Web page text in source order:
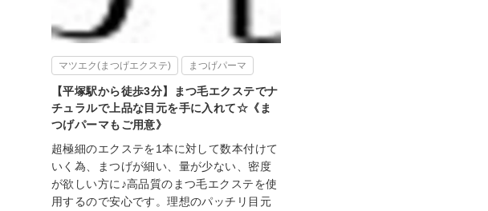
マツエク(まつげエクステ) まつげパーマ
【平塚駅から徒歩3分】まつ毛エクステでナ
チュラルで上品な目元を手に入れて☆《ま
つげパーマもご用意》
超極細のエクステを1本に対して数本付けて
いく為、まつげが細い、量が少ない、密度
が欲しい方に♪高品質のまつ毛エクステを使
用するので安心です。理想のパッチリ目元